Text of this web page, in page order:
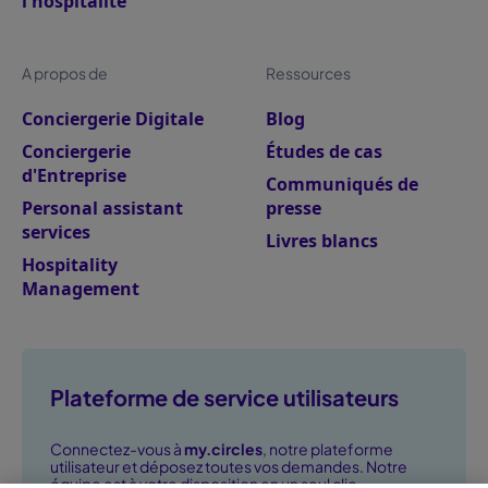
A propos de
Conciergerie Digitale
Conciergerie
d'Entreprise
Personal assistant
services
Hospitality
Management
Ressources
Blog
Études de cas
Communiqués de
presse
Livres blancs
Plateforme de service utilisateurs
Connectez-vous à my.circles, notre plateforme
utilisateur et déposez toutes vos demandes. Notre
équipe est à votre disposition en un seul clic.